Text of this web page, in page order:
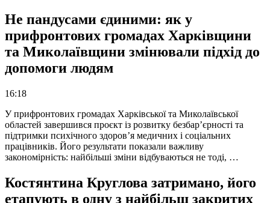
Не пандусами єдиними: як у
прифронтових громадах Харківщини
та Миколаївщини змінювали підхід до
допомоги людям
16:18
У прифронтових громадах Харківської та Миколаївської
областей завершився проєкт із розвитку безбар’єрності та
підтримки психічного здоров’я медичних і соціальних
працівників. Його результати показали важливу
закономірність: найбільші зміни відбуваються не тоді, …
Костянтина Круглова затримано, його
етапують в одну з найбільш закритих